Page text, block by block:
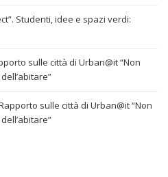
Studenti, idee e spazi verdi:
sulle città di Urban@it “Non
sulle città di Urban@it “Non